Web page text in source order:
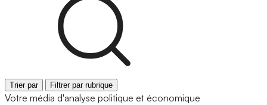
Trier par Filtrer par rubrique
Votre média d'analyse politique et économique